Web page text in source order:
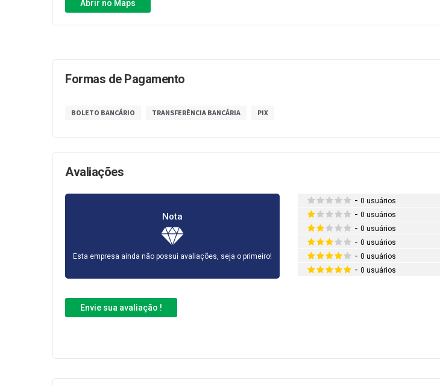
Abrir no Maps
Formas de Pagamento
BOLETO BANCÁRIO TRANSFERÊNCIA BANCÁRIA PIX
Avaliações
Nota
Esta empresa ainda não possui avaliações, seja o primeiro!
- 0 usuários
- 0 usuários
- 0 usuários
- 0 usuários
- 0 usuários
- 0 usuários
Envie sua avaliação !